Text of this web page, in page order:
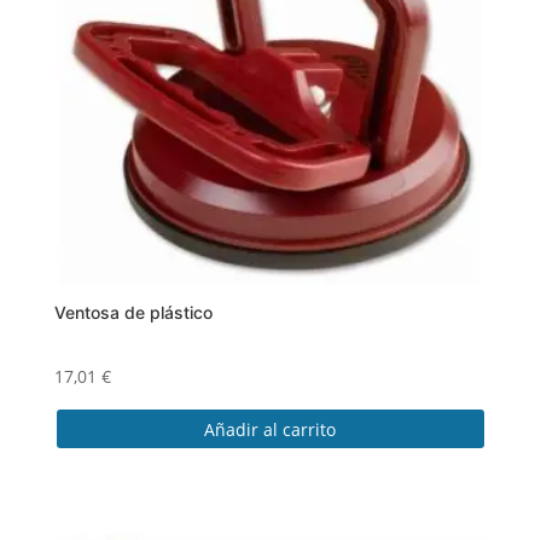
Ventosa de plástico
17,01 €
Añadir al carrito